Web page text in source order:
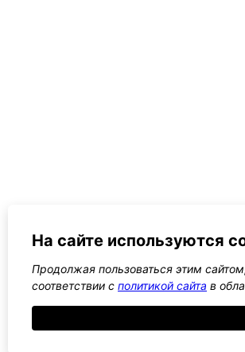
На сайте используются
Продолжая пользоваться этим
соответствии с политикой сайта в